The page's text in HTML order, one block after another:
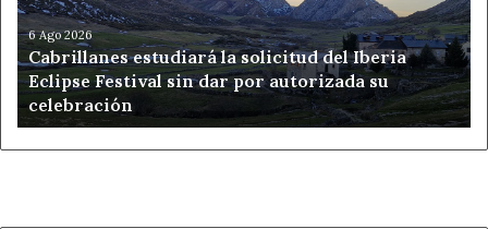
Iberia
Eclipse
Festival
sin
dar
por
autorizada
6 Ago 2026
Cabrillanes estudiará la solicitud del Iberia
Eclipse Festival sin dar por autorizada su
celebración